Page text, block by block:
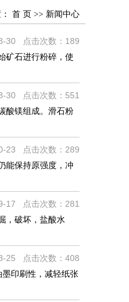
首 页 >> 新闻中心
矿石进行粉碎，使
30 点击次数：189
酸镁组成。滑石粉
30 点击次数：551
能保持原强度，冲
23 点击次数：289
，破坏，盐酸水
17 点击次数：281
印刷性，减轻纸张
25 点击次数：408